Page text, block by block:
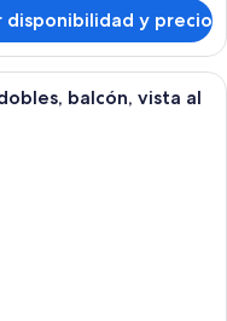
disponibilidad y precio
de hotel con dos camas,
balcón, vista al